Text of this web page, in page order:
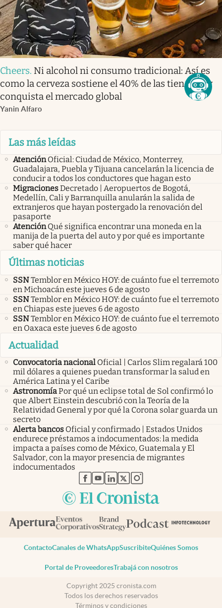
Cheers. Ni alcohol ni consumo tradicional: Así es
como la cerveza sostiene el 40% de las tienditas y
conquista el mercado global
Yanin Alfaro
Las más leídas
Atención Oficial: Ciudad de México, Monterrey,
Guadalajara, Puebla y Tijuana cancelarán la licencia de
conducir a todos los conductores que hagan esto
MigracionesDecretado | Aeropuertos de Bogotá,
Medellín, Cali y Barranquilla anularán la salida de
extranjeros que hayan postergado la renovación del
pasaporte
Atención Qué significa encontrar una moneda en la
manija de la puerta del auto y por qué es importante
saber qué hacer
Últimas noticias
SSNTemblor en México HOY: de cuánto fue el terremoto
en Michoacán este jueves 6 de agosto
SSNTemblor en México HOY: de cuánto fue el terremoto
en Chiapas este jueves 6 de agosto
SSNTemblor en México HOY: de cuánto fue el terremoto
en Oaxaca este jueves 6 de agosto
Actualidad
Convocatoria nacional Oficial | Carlos Slim regalará 100
mil dólares a quienes puedan transformar la salud en
América Latina y el Caribe
AstronomíaPor qué un eclipse total de Sol confirmó lo
que Albert Einstein descubrió con la Teoría de la
Relatividad General y por qué la Corona solar guarda un
secreto
Alerta bancos Oficial y confirmado | Estados Unidos
endurece préstamos a indocumentados: la medida
impacta a países como de México, Guatemala y El
Salvador, con la mayor presencia de migrantes
indocumentados
abre en nueva pestaña
abre en nueva pestaña
abre en nueva pestaña
abre en nueva pestaña
abre en nueva pestaña
ContactoCanales de WhatsAppSuscribiteQuiénes Somos
Portal de ProveedoresTrabajá con nosotros
Copyright 2025 cronista.com
Todos los derechos reservados
Términos y condiciones